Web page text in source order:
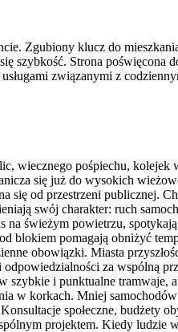
Zgubiony klucz do
szybkość. Strona poświęcona
związanymi z
wiecznego pośpiechu,
się już do wysokich
się od przestrzeni publicznej.
swój charakter: ruch
świeżym powietrzu,
blokiem pomagają obniżyć
obowiązki. Miasta
za wspólną
szybkie i punktualne
w korkach. Mniej
społeczne, budżety
projektem. Kiedy ludzie